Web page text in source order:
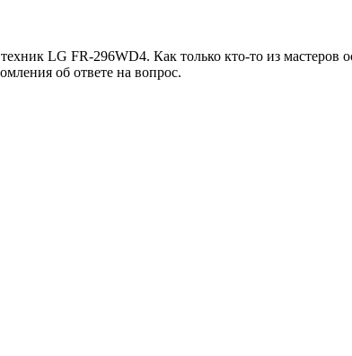
LG FR-296WD4. Как только кто-то из мастеров
об ответе на вопрос.